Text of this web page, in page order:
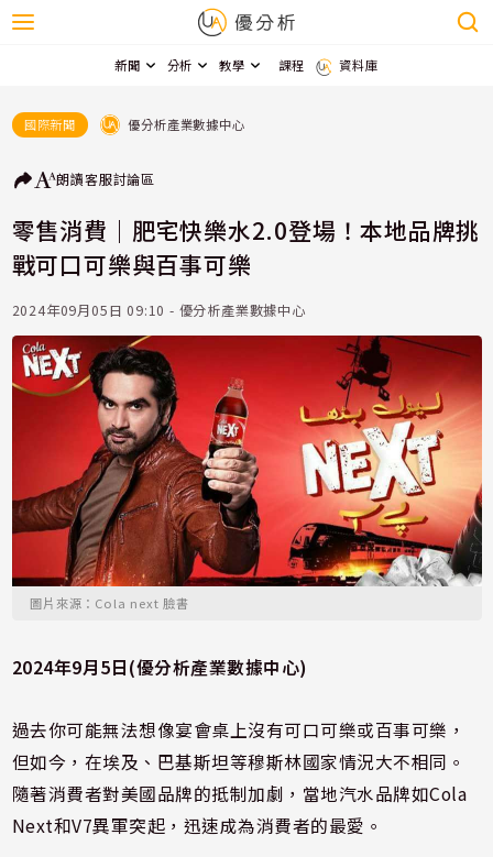
新聞 分析 教學 課程 資料庫
國際新聞 優分析產業數據中心
朗讀客服討論區
零售消費｜肥宅快樂水2.0登場！本地品牌挑
戰可口可樂與百事可樂
2024年09月05日 09:10 - 優分析產業數據中心
圖片來源：Cola next 臉書
2024年9月5日(優分析產業數據中心)
過去你可能無法想像宴會桌上沒有可口可樂或百事可樂，
但如今，在埃及、巴基斯坦等穆斯林國家情況大不相同。
隨著消費者對美國品牌的抵制加劇，當地汽水品牌如Cola
Next和V7異軍突起，迅速成為消費者的最愛。